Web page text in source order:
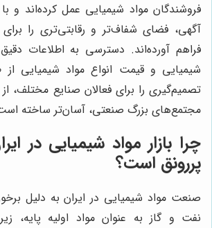
فروشندگان مواد شیمیایی عمل کرده‌اند و
آگهی، فضای شفاف‌تر و رقابتی‌تری را
فراهم آورده‌اند. دسترسی به اطلاعات
شیمیایی و قیمت انواع مواد شیمیایی از
تصمیم‌گیری را برای فعالان صنایع مختلف،
مجتمع‌های بزرگ صنعتی، آسان‌تر ساخته
چرا بازار مواد شیمیایی در
پررونق است؟
صنعت مواد شیمیایی در ایران به دلیل
نفت و گاز به عنوان مواد اولیه پایه،